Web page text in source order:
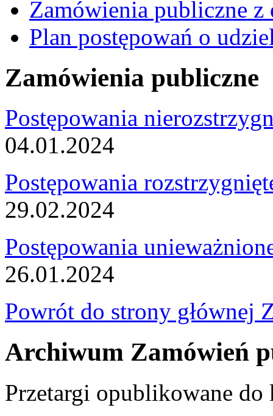
Zamówienia publiczne
Plan postępowań o
Zamówienia publiczne
Postępowania
04.01.2024
Postępowania
29.02.2024
Postępowania
26.01.2024
Powrót do strony głównej
Archiwum Zamówień
Przetargi opublikowane do